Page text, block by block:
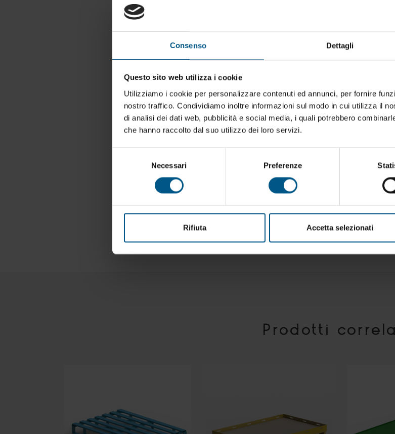
Consenso Dettagli
Questo sito web utilizza i cookie
Utilizziamo i cookie per personalizzare contenuti ed annunci, per fornire
nostro traffico. Condividiamo inoltre informazioni sul modo in cui utilizza il
di analisi dei dati web, pubblicità e social media, i quali potrebbero
che hanno raccolto dal suo utilizzo dei loro servizi.
Necessari Preferenze
Rifiuta Accetta selezionati
Accetto la
Prodotti